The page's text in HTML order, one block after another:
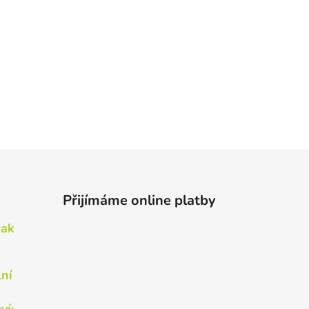
Přijímáme online platby